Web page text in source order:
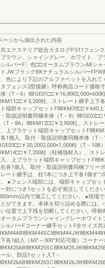
ージから抽出された内容
エクステリア総合カタログP.511フェン
ブラウン、シャイングレー、ホワイト、ブ
シルバーF〕色□□オータムブラウンABシャ
トJWブラックBKナチュラルシルバーFPW
色により下記のアルファベットを入れて
タフェンス2型後継）呼称商品コード価格
（T－6）8BGE01□□￥16,8002,000×600柱
￥3,200柱、ストレート継手上下
ト端部キャップセットF8BKM39□□￥640
取扱説明書同梱本体（T－8）8BGE02□□
T－8A）8BKM12□□￥3,900柱、ストレ
、上ブラケット端部キャップセット
1個入、取付・取扱説明書同梱本体（T－
￥20,2002,000×1,000柱（T－10B）
￥7,200柱（柱補強材入）、スト
、上ブラケット端部キャップセット
各1個入、取付・取扱説明書同梱フリー
レート継手は、柱1本につき上下各1個ずつ
●フェンス端部には、端部キャップセッ
対につき1セットを必ず発注してくださ
以内で施工してください。 ●現場
とができます。本体を切り詰める際には、
位置で上下桟を切断してください。呼称
ータムブラウンシャイングレーホワイト
ルバーFコーナー継手セットF全サイズ共
各1組入（60°～300°対応可能）コーナー
ル、部品1セット入T－